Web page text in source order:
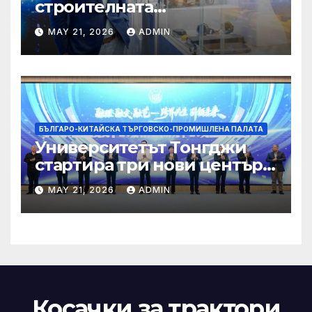
строителната
трансформация на Хонконг
чрез приемане на AI+
MAY 21, 2026 ADMIN
БЪЛГАРО-КИТАЙСКА ТЪРГОВСКО-ПРОМИШЛЕНА ПАЛАТА
Университетът Тонгджи
стартира три нови центъра
за обучение
MAY 21, 2026 ADMIN